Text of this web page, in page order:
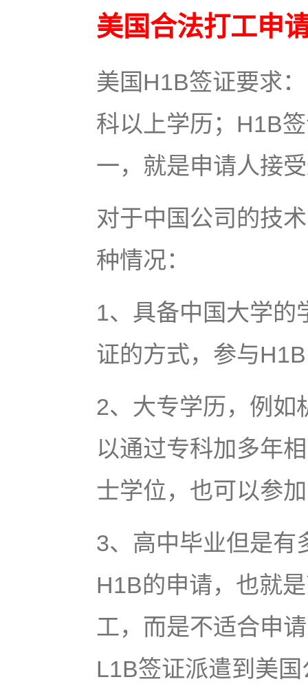
美国合法打工申
美国H1B签证要求
科以上学历；H1B
一，就是申请人接
对于中国公司的技
种情况：
1、具备中国大学的
证的方式，参与
2、大专学历，例如
以通过专科加多年
士学位，也可以参
3、高中毕业但是有
H1B的申请，也就
工，而是不适合申
L1B签证派遣到美